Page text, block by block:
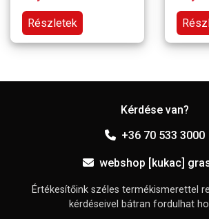
Részletek
Kérdése van?
+36 70 533 3000
webshop [kukac]
Értékesítőink széles termékismerettel
kérdéseivel bátran fordulhat